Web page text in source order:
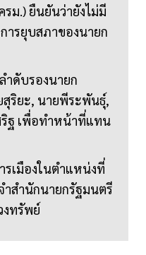
ม.) ยืนยันว่ายังไม่มี
ารยุบสภาของนายก
ำดับรองนายก
ริยะ, นายพีระพันธุ์,
ฐ เพื่อทำหน้าที่แทน
รเมืองในตำแหน่งที่
ำสำนักนายกรัฐมนตรี
งทรัพย์